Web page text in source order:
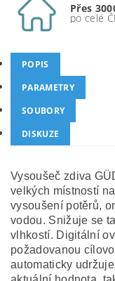
Přes
po celé
POPIS
PARAMETRY
SOUBORY
DISKUZE
Vysoušeč zdiva
velkých místností
vysoušení potěrů,
vodou. Snižuje se
vlhkostí. Digitální
požadovanou
automaticky